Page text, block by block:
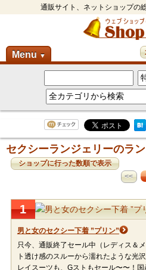
通販サイト、ネットショップの
Menu ▼
セクシーランジェリーのラ
ショップに行った数順で表示
<<
1
男と女のセクシー下着 ”プリン”
只今、通販終了セール中（レディス＆
ト透け感のスルーから濡れたような光
レイスーツも、Gストもセール〜〜！